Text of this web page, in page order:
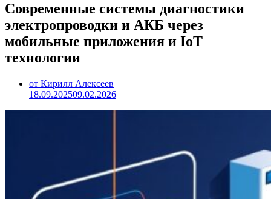
Современные системы диагностики
электропроводки и АКБ через
мобильные приложения и IoT
технологии
от Кирилл Алексеев
18.09.202509.02.2026